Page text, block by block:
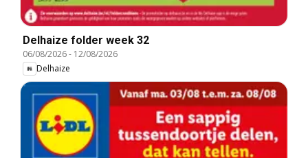
Delhaize folder week 32
06/08/2026- 12/08/2026
Delhaize